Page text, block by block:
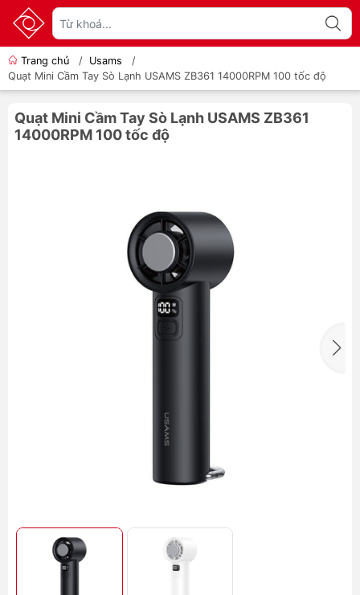
Trang chủ / Usams
/
Quạt Mini Cầm Tay Sò Lạnh USAMS ZB361 14000RPM 100 tốc độ
Quạt Mini Cầm Tay Sò Lạnh USAMS ZB361
14000RPM 100 tốc độ